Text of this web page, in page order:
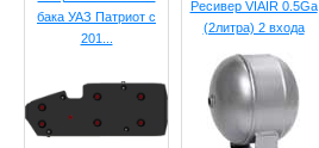
бака УАЗ Патриот с
201...
Ресивер VIAIR 0.5Ga
(2литра) 2 входа